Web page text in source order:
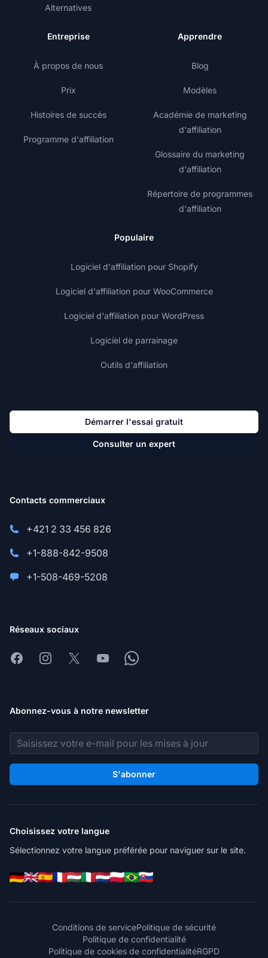
Alternatives
Entreprise
À propos de nous
Prix
Histoires de succès
Programme d'affiliation
Apprendre
Blog
Modèles
Académie de marketing
d'affiliation
Glossaire du marketing
d'affiliation
Répertoire de programmes
d'affiliation
Populaire
Logiciel d'affiliation pour Shopify
Logiciel d'affiliation pour WooCommerce
Logiciel d'affiliation pour WordPress
Logiciel de parrainage
Outils d'affiliation
Démarrer l'essai gratuit
Consulter un expert
Contacts commerciaux
+421 2 33 456 826
+1-888-842-9508
+1-508-469-5208
Réseaux sociaux
FacebookInstagram
X YoutubeWhatsapp
Abonnez-vous à notre newsletter
Adresse e-mail
S'abonner
Choisissez votre langue
Sélectionnez votre langue préférée pour naviguer sur le site.
Conditions de servicePolitique de sécurité
Politique de confidentialité
Politique de cookies de confidentialitéRGPD